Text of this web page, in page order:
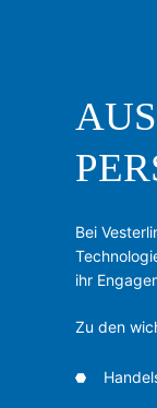
Bei
ihr
Zu den